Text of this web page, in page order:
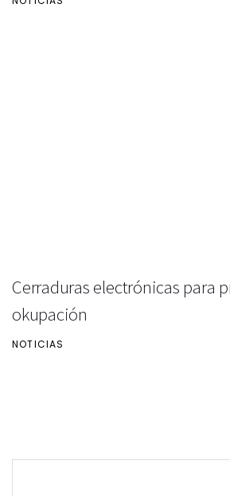
Cerraduras electrónicas para
okupación
NOTICIAS